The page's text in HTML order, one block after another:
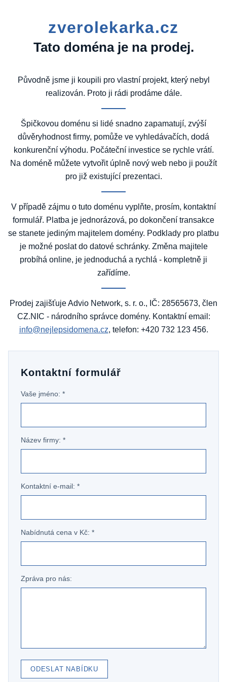
zverolekarka.cz
Tato doména je na prodej.
Původně jsme ji koupili pro vlastní projekt, který nebyl
realizován. Proto ji rádi prodáme dále.
Špičkovou doménu si lidé snadno zapamatují, zvýší
důvěryhodnost firmy, pomůže ve vyhledávačích, dodá
konkurenční výhodu. Počáteční investice se rychle vrátí.
Na doméně můžete vytvořit úplně nový web nebo ji použít
pro již existující prezentaci.
V případě zájmu o tuto doménu vyplňte, prosím, kontaktní
formulář. Platba je jednorázová, po dokončení transakce
se stanete jediným majitelem domény. Podklady pro platbu
je možné poslat do datové schránky. Změna majitele
probíhá online, je jednoduchá a rychlá - kompletně ji
zařídíme.
Prodej zajišťuje Advio Network, s. r. o., IČ: 28565673, člen
CZ.NIC - národního správce domény. Kontaktní email:
info@nejlepsidomena.cz, telefon: +420 732 123 456.
Kontaktní formulář
Vaše jméno: *
Název firmy: *
Kontaktní e-mail: *
Nabídnutá cena v Kč: *
Zpráva pro nás:
ODESLAT NABÍDKU